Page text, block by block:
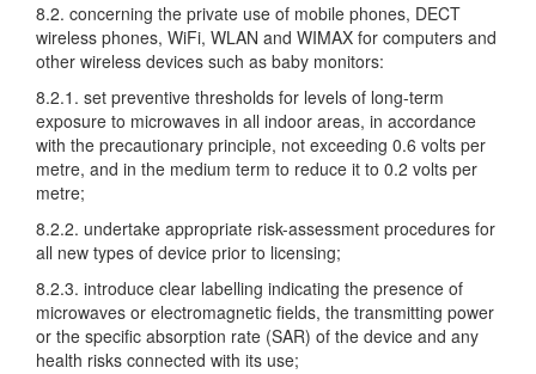
8.2. concerning the private use of mobile phones, DECT
wireless phones, WiFi, WLAN and WIMAX for computers and
other wireless devices such as baby monitors:
8.2.1. set preventive thresholds for levels of long-term
exposure to microwaves in all indoor areas, in accordance
with the precautionary principle, not exceeding 0.6 volts per
metre, and in the medium term to reduce it to 0.2 volts per
metre;
8.2.2. undertake appropriate risk-assessment procedures for
all new types of device prior to licensing;
8.2.3. introduce clear labelling indicating the presence of
microwaves or electromagnetic fields, the transmitting power
or the specific absorption rate (SAR) of the device and any
health risks connected with its use;